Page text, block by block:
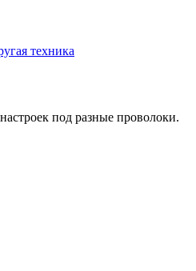
техника
под разные проволоки.